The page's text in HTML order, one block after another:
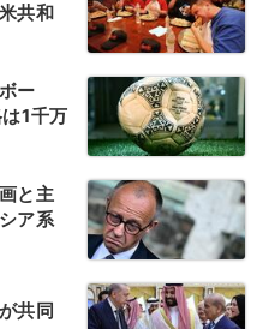
共和
ー
1千万
と主
ア系
共同